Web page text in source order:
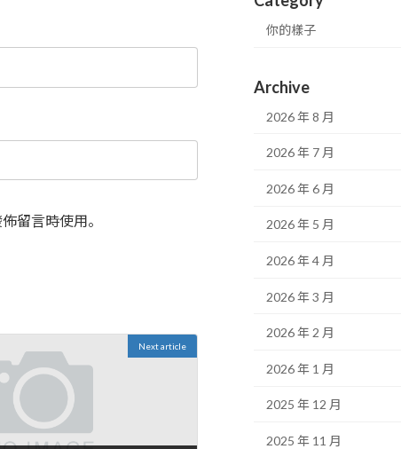
留言時使用。
Next article
你的樣子
Archive
2026 年 8 月
2026 年 7 月
2026 年 6 月
2026 年 5 月
2026 年 4 月
2026 年 3 月
2026 年 2 月
2026 年 1 月
2025 年 12 月
2025 年 11 月